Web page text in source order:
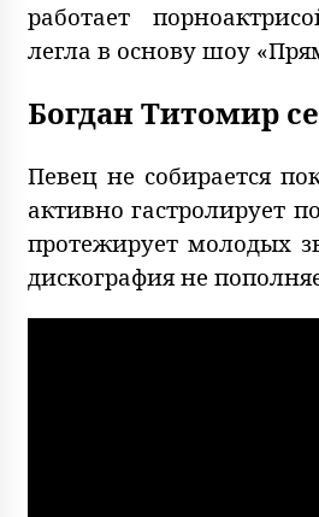
работает
легла в основу шоу
Богдан Титомир
Певец не собирается
активно гастролирует
протежирует молодых
дискография не